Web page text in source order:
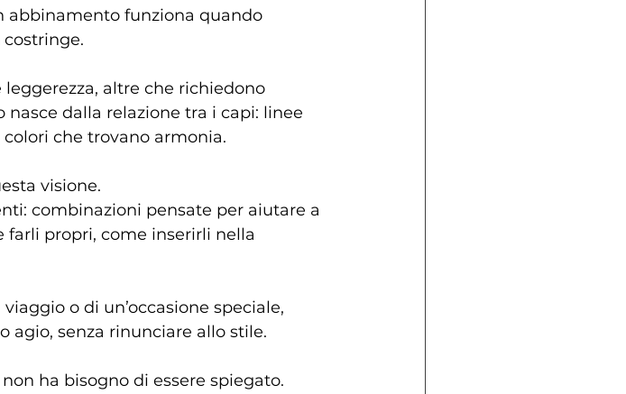
abbinamento funziona quando
altre che richiedono
dalla relazione tra i capi: linee
che trovano armonia.
visione.
combinazioni pensate per aiutare a
propri, come inserirli nella
o di un’occasione speciale,
agio, senza rinunciare allo stile.
ha bisogno di essere spiegato.